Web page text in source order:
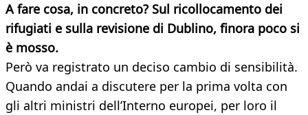
A fare cosa, in concreto? Sul ricollocamento dei
rifugiati e sulla revisione di Dublino, finora poco si
è mosso.
Però va registrato un deciso cambio di sensibilità.
Quando andai a discutere per la prima volta con
gli altri ministri dell’Interno europei, per loro il